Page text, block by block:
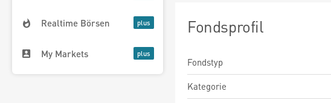
Realtime Börsen
My Markets
Fondsprofil
Fondstyp
Kategorie